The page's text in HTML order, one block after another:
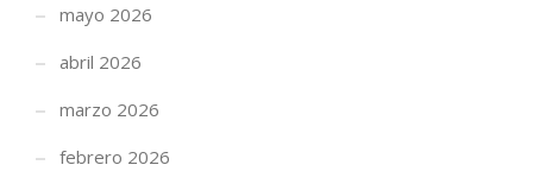
mayo 2026
abril 2026
marzo 2026
febrero 2026